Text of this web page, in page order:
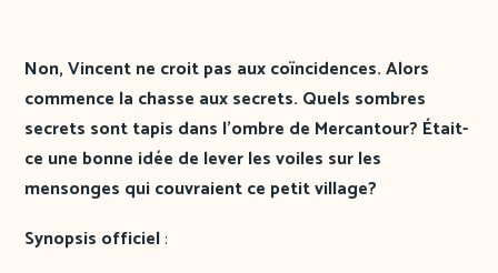
Non, Vincent ne croit pas aux coïncidences. Alors
commence la chasse aux secrets. Quels sombres
secrets sont tapis dans l’ombre de Mercantour? Était-
ce une bonne idée de lever les voiles sur les
mensonges qui couvraient ce petit village?
Synopsis officiel: